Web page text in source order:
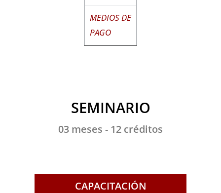
MEDIOS DE
PAGO
SEMINARIO
03 meses - 12 créditos
CAPACITACIÓN